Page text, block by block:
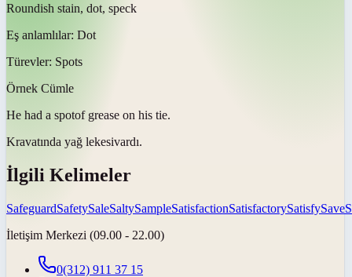
Roundish stain, dot, speck
Eş anlamlılar: Dot
Türevler: Spots
Örnek Cümle
He had a spotof grease on his tie.
Kravatında yağ lekesivardı.
İlgili Kelimeler
SafeguardSafetySaleSaltySampleSatisfactionSatisfactorySatisfySave
İletişim Merkezi (09.00 - 22.00)
0(312) 911 37 15